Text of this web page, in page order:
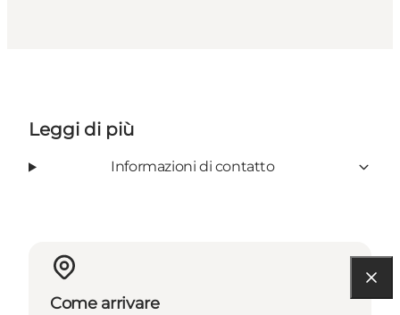
Leggi di più
Informazioni di contatto
Come arrivare